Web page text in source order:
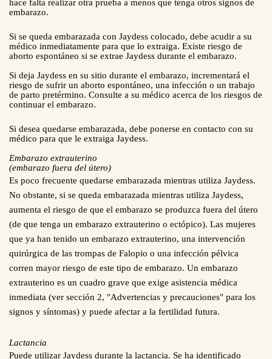
hace falta realizar otra prueba a menos que tenga otros signos de
embarazo.
Si se queda embarazada con Jaydess colocado, debe acudir a su
médico inmediatamente para que lo extraiga. Existe riesgo de
aborto espontáneo si se extrae Jaydess durante el embarazo.
Si deja Jaydess en su sitio durante el embarazo, incrementará el
riesgo de sufrir un aborto espontáneo, una infección o un trabajo
de parto pretérmino. Consulte a su médico acerca de los riesgos de
continuar el embarazo.
Si desea quedarse embarazada, debe ponerse en contacto con su
médico para que le extraiga Jaydess.
Embarazo extrauterino
(embarazo fuera del útero)
Es poco frecuente quedarse embarazada mientras utiliza Jaydess.
No obstante, si se queda embarazada mientras utiliza Jaydess,
aumenta el riesgo de que el embarazo se produzca fuera del útero
(de que tenga un embarazo extrauterino o ectópico). Las mujeres
que ya han tenido un embarazo extrauterino, una intervención
quirúrgica de las trompas de Falopio o una infección pélvica
corren mayor riesgo de este tipo de embarazo. Un embarazo
extrauterino es un cuadro grave que exige asistencia médica
inmediata (ver sección 2, "Advertencias y precauciones" para los
signos y síntomas) y puede afectar a la fertilidad futura.
Lactancia
Puede utilizar Jaydess durante la lactancia. Se ha identificado